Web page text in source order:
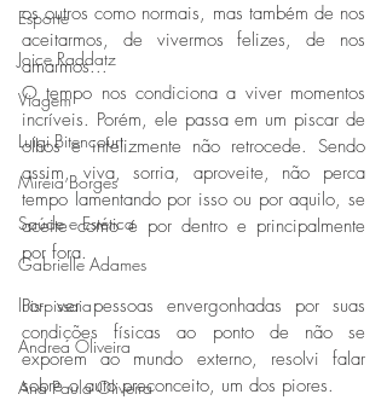
Esporte
Joice Raddatz
Viagem
Luigi Bitencourt
Miréia Borges
Saúde e Estética
Gabrielle Adames
luis-pissaia
Andrea Oliveira
Ana Paula Oliveira
os outros como normais, mas também de nos
aceitarmos, de vivermos felizes, de nos
amarmos...
O tempo nos condiciona a viver momentos
incríveis. Porém, ele passa em um piscar de
olhos e infelizmente não retrocede. Sendo
assim, viva, sorria, aproveite, não perca
tempo lamentando por isso ou por aquilo, se
aceite como é por dentro e principalmente
por fora.
Por ver pessoas envergonhadas por suas
condições físicas ao ponto de não se
exporem ao mundo externo, resolvi falar
sobre o auto preconceito, um dos piores.